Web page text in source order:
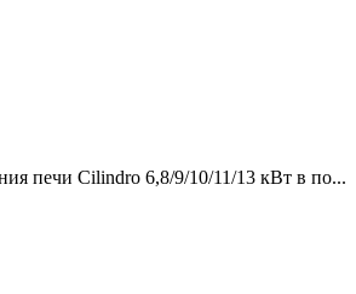
печи Cilindro 6,8/9/10/11/13 кВт в по...